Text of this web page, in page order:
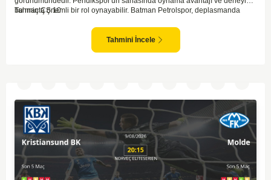
bu maçta önemli bir rol oynayabilir. Batman Petrolspor, deplasmanda
Pendikspor'un maçın kontrolünü elinde tutma olasılığı daha yüksek.
Takımların mevcut form durumları ve geçmiş performanslarına
bakıldığında ev sahibi ekibin galibiyeti daha yüksek bir ihtimal sunuyor.
Tahmin ÇŞ 10
Tahmini İncele